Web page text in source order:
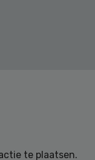
te plaatsen.